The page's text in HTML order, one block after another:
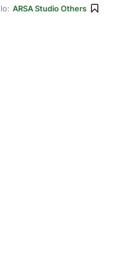
ARSA Studio Others